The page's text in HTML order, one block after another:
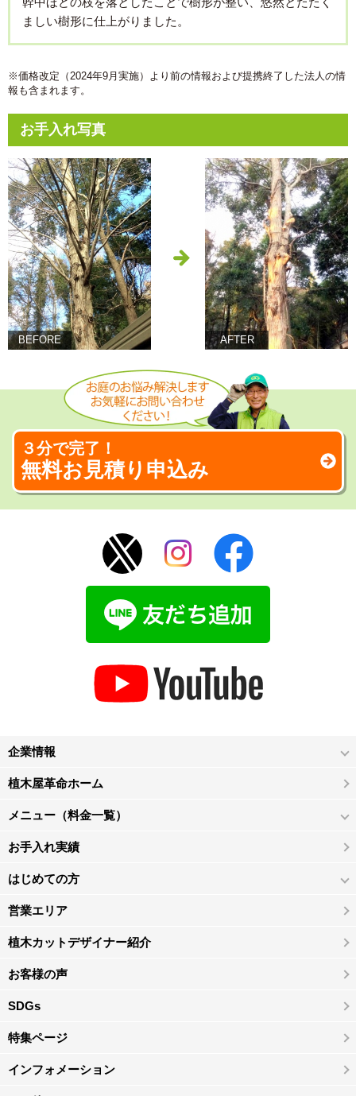
ましい樹形に仕上がりました。
※価格改定（2024年9月実施）より前の情報および提携終了した法人の情
報も含まれます。
お手入れ写真
BEFORE AFTER
３分で完了！
無料お見積り申込み
企業情報
植木屋革命ホーム
メニュー（料金一覧）
お手入れ実績
はじめての方
営業エリア
植木カットデザイナー紹介
お客様の声
SDGs
特集ページ
インフォメーション